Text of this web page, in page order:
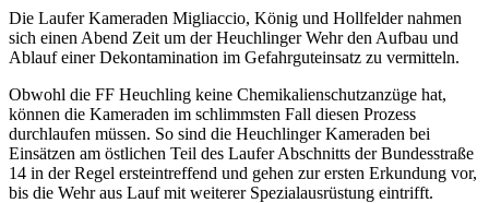
Die Laufer Kameraden Migliaccio, König und Hollfelder nahmen
sich einen Abend Zeit um der Heuchlinger Wehr den Aufbau und
Ablauf einer Dekontamination im Gefahrguteinsatz zu vermitteln.
Obwohl die FF Heuchling keine Chemikalienschutzanzüge hat,
können die Kameraden im schlimmsten Fall diesen Prozess
durchlaufen müssen. So sind die Heuchlinger Kameraden bei
Einsätzen am östlichen Teil des Laufer Abschnitts der Bundesstraße
14 in der Regel ersteintreffend und gehen zur ersten Erkundung vor,
bis die Wehr aus Lauf mit weiterer Spezialausrüstung eintrifft.